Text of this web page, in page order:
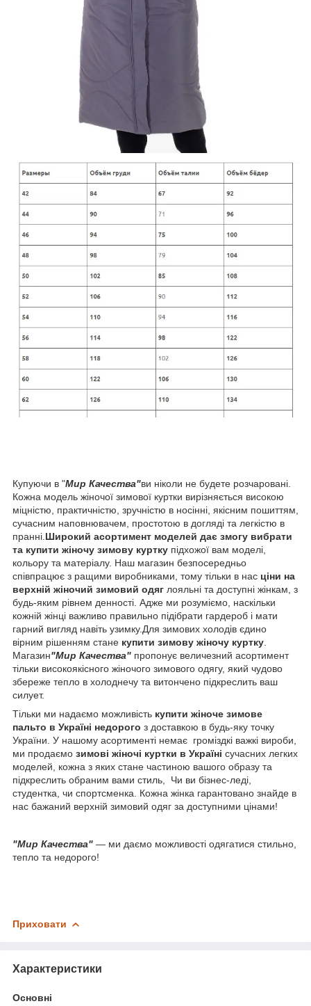
Купуючи в "Мир Качества"ви ніколи не будете розчаровані.
Кожна модель жіночої зимової куртки вирізняється високою
міцністю, практичністю, зручністю в носінні, якісним пошиттям,
сучасним наповнювачем, простотою в догляді та легкістю в
пранні. Широкий асортимент моделей дає змогу вибрати
та купити жіночу зимову куртку підхожої вам моделі,
кольору та матеріалу. Наш магазин безпосередньо
співпрацює з ращими виробниками, тому тільки в нас ціни на
верхній жіночий зимовий одяг лояльні та доступні жінкам, з
будь-яким рівнем денності. Адже ми розуміємо, наскільки
кожній жінці важливо правильно підібрати гардероб і мати
гарний вигляд навіть узимку.Для зимових холодів єдино
вірним рішенням стане купити зимову жіночу куртку
Магазин"Мир Качества" пропонує величезний асортимент
тільки високоякісного жіночого зимового одягу, який чудово
збереже тепло в холоднечу та витончено підкреслить ваш
силует.
Тільки ми надаємо можливість купити жіноче зимове
пальто в Україні недорого з доставкою в будь-яку точку
України. У нашому асортименті немає громіздкі важкі вироби,
ми продаємо зимові жіночі куртки в Україні сучасних легких
моделей, кожна з яких стане частиною вашого образу та
підкреслить обраним вами стиль, Чи ви бізнес-леді,
студентка, чи спортсменка. Кожна жінка гарантовано знайде в
нас бажаний верхній зимовий одяг за доступними цінами!
"Мир Качества" — ми даємо можливості одягатися стильно,
тепло та недорого!
Приховати
Характеристики
Основні